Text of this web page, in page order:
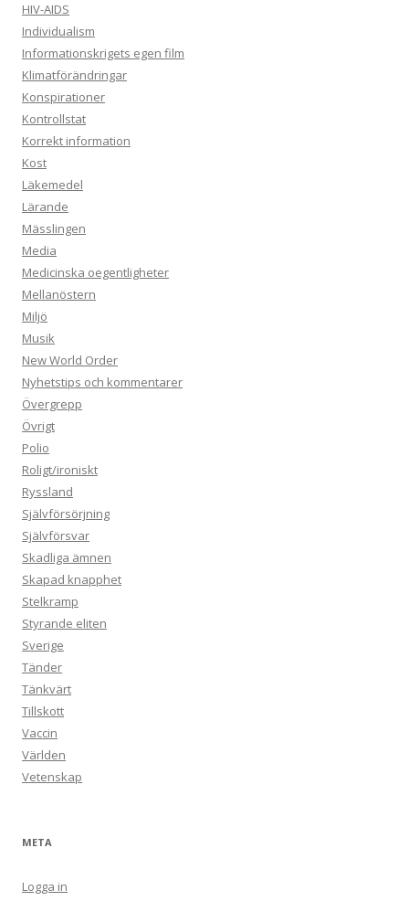
HIV-AIDS
Individualism
Informationskrigets egen film
Klimatförändringar
Konspirationer
Kontrollstat
Korrekt information
Kost
Läkemedel
Lärande
Mässlingen
Media
Medicinska oegentligheter
Mellanöstern
Miljö
Musik
New World Order
Nyhetstips och kommentarer
Övergrepp
Övrigt
Polio
Roligt/ironiskt
Ryssland
Självförsörjning
Självförsvar
Skadliga ämnen
Skapad knapphet
Stelkramp
Styrande eliten
Sverige
Tänder
Tänkvärt
Tillskott
Vaccin
Världen
Vetenskap
META
Logga in